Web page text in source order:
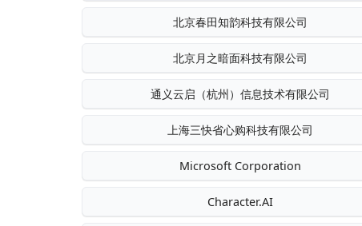
北京春田知韵科技有限公司
北京月之暗面科技有限公司
通义云启（杭州）信息技术有限公司
上海三快省心购科技有限公司
Microsoft Corporation
Character.AI